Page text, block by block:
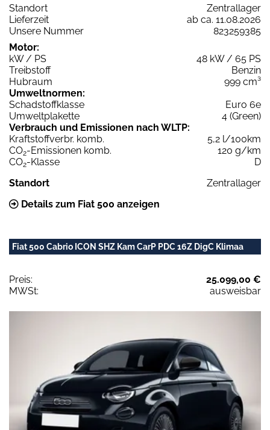
Standort
Zentrallager
Lieferzeit
ab ca. 11.08.2026
Unsere Nummer
823259385
Motor:
kW / PS
48 kW / 65 PS
Treibstoff
Benzin
Hubraum
999 cm³
Umweltnormen:
Schadstoffklasse
Euro 6e
Umweltplakette
4 (Green)
Verbrauch und Emissionen nach WLTP:
Kraftstoffverbr. komb.
5,2 l/100km
CO2-Emissionen komb.
120 g/km
CO2-Klasse
D
Standort
Zentrallager
Details zum Fiat 500 anzeigen
Fiat 500 Cabrio ICON SHZ Kam CarP PDC 16Z DigC Klimaa
Preis:
25.099,00 €
MWSt:
ausweisbar